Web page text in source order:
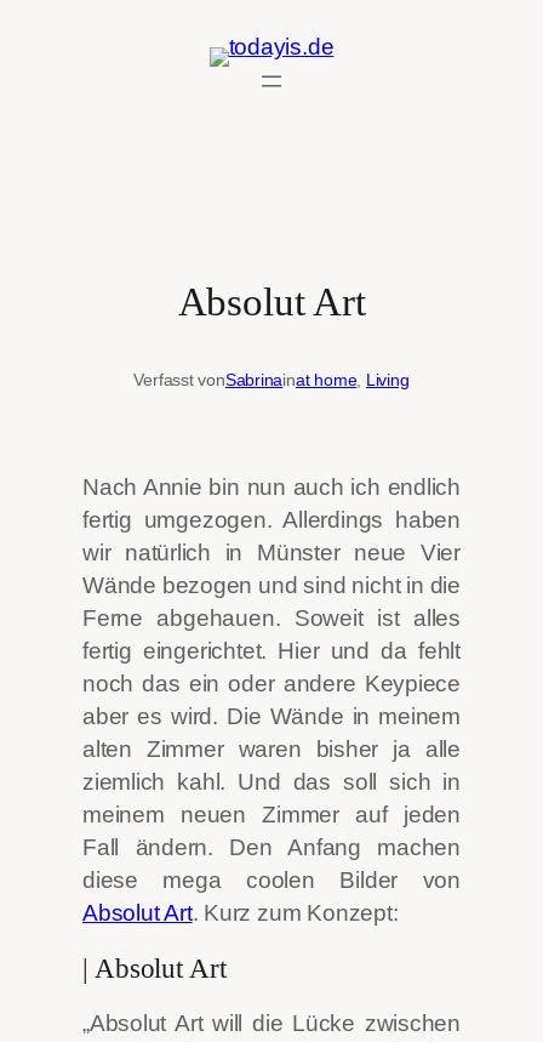
Absolut Art
Verfasst vonSabrinainat home, Living
Nach Annie bin nun auch ich endlich
fertig umgezogen. Allerdings haben
wir natürlich in Münster neue Vier
Wände bezogen und sind nicht in die
Ferne abgehauen. Soweit ist alles
fertig eingerichtet. Hier und da fehlt
noch das ein oder andere Keypiece
aber es wird. Die Wände in meinem
alten Zimmer waren bisher ja alle
ziemlich kahl. Und das soll sich in
meinem neuen Zimmer auf jeden
Fall ändern. Den Anfang machen
diese mega coolen Bilder von
Absolut Art. Kurz zum Konzept:
| Absolut Art
„Absolut Art will die Lücke zwischen